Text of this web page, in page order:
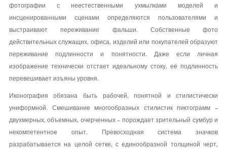
фотографии с неестественными ухмылками моделей и
инсценированными сценами определяются пользователями и
выстраивают переживание фальши. Собственные фото
действительных служащих, офиса, изделий или покупателей образуют
переживание подлинности и понятности. Даже если личная
изображение технически отстает идеальному стоку, её подлинность
перевешивает изъяны уровня.
Иконография обязана быть рабочей, понятной и стилистически
униформной. Смешивание многообразных стилистик пиктограмм –
двухмерных, объемных, очерченных – порождает зрительный сумбур и
некомпетентное опыт. Превосходная система значков
разрабатывается на целой сетке, с единообразной толщиной черт,